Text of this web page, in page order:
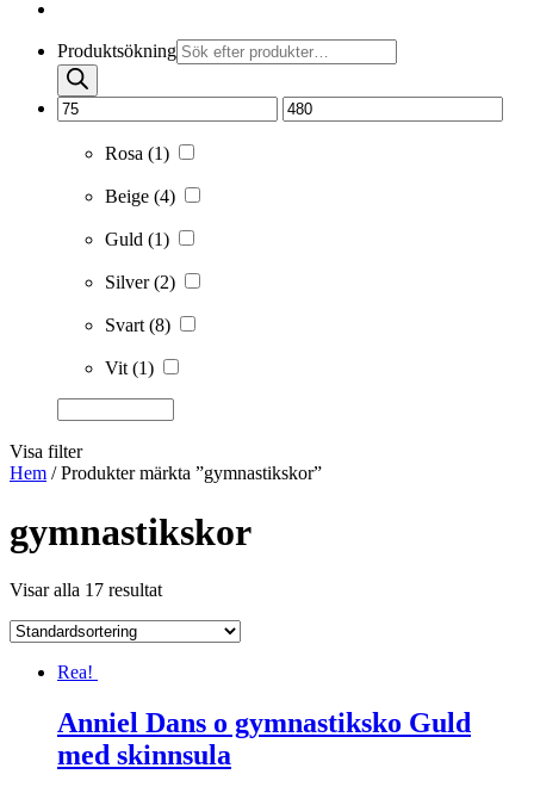
Produktsökning
Rosa (1)
Beige (4)
Guld (1)
Silver(2)
Svart(8)
Vit(1)
Visa filter
Hem / Produkter märkta ”gymnastikskor”
gymnastikskor
Visar alla 17 resultat
Rea!
Anniel Dans o gymnastiksko Guld
med skinnsula